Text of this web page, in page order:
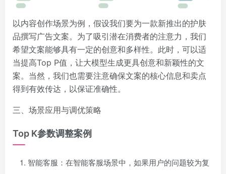
以内容创作场景为例，假设我们要为一款新推出的护肤
品撰写广告文案。为了吸引潜在消费者的注意力，我们
希望文案能够具有一定的创意和多样性。此时，可以适
当提高Top P值，让大模型生成更具创意和新颖性的文
案。当然，我们也需要注意确保文案的核心信息和卖点
得到有效传达，以保证准确性。
三、场景应用与调优策略
Top K参数调整案例
智能客服 ：在智能客服场景中，如果用户的问题较为复